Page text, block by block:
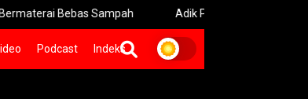
Bebas Sampah Adik Prabowo Kukuhkan 20 Ormas
Podcast Indeks